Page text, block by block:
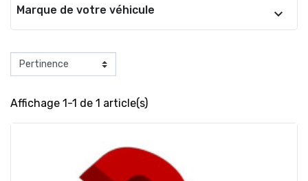
Marque de votre véhicule
Affichage 1-1 de 1 article(s)